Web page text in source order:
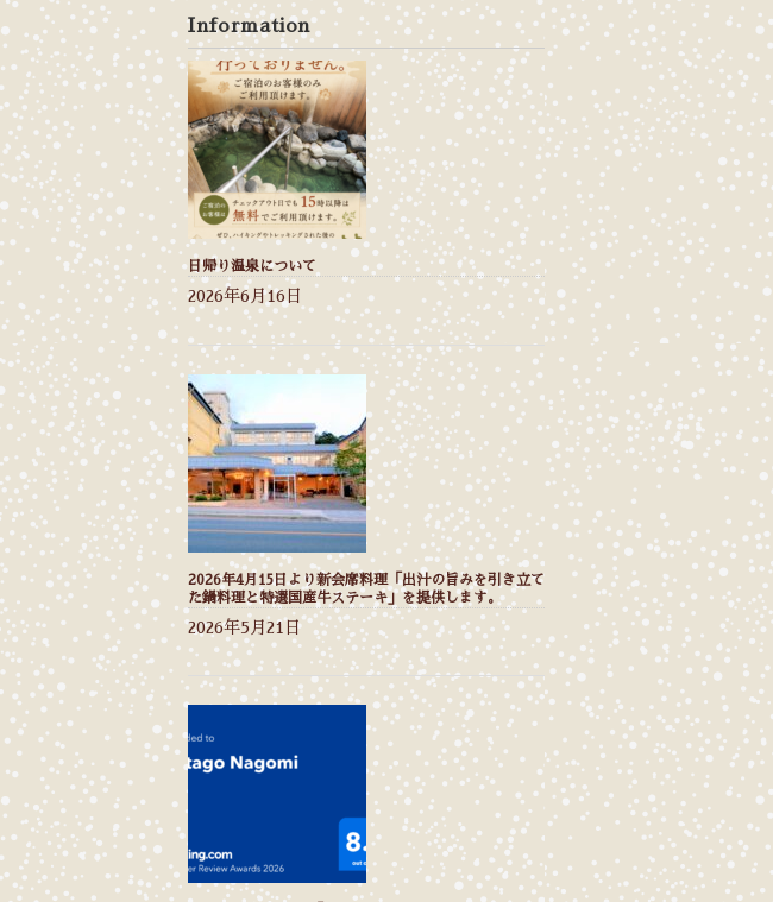
Information
日帰り温泉について
2026年6月16日
2026年4月15日より新会席料理「出汁の旨みを引き立て
た鍋料理と特選国産牛ステーキ」を提供します。
2026年5月21日